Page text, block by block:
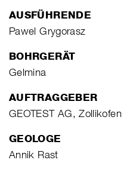
AUSFÜHRENDE
Pawel Grygorasz
BOHRGERÄT
Gelmina
AUFTRAGGEBER
GEOTEST AG, Zollikofen
GEOLOGE
Annik Rast